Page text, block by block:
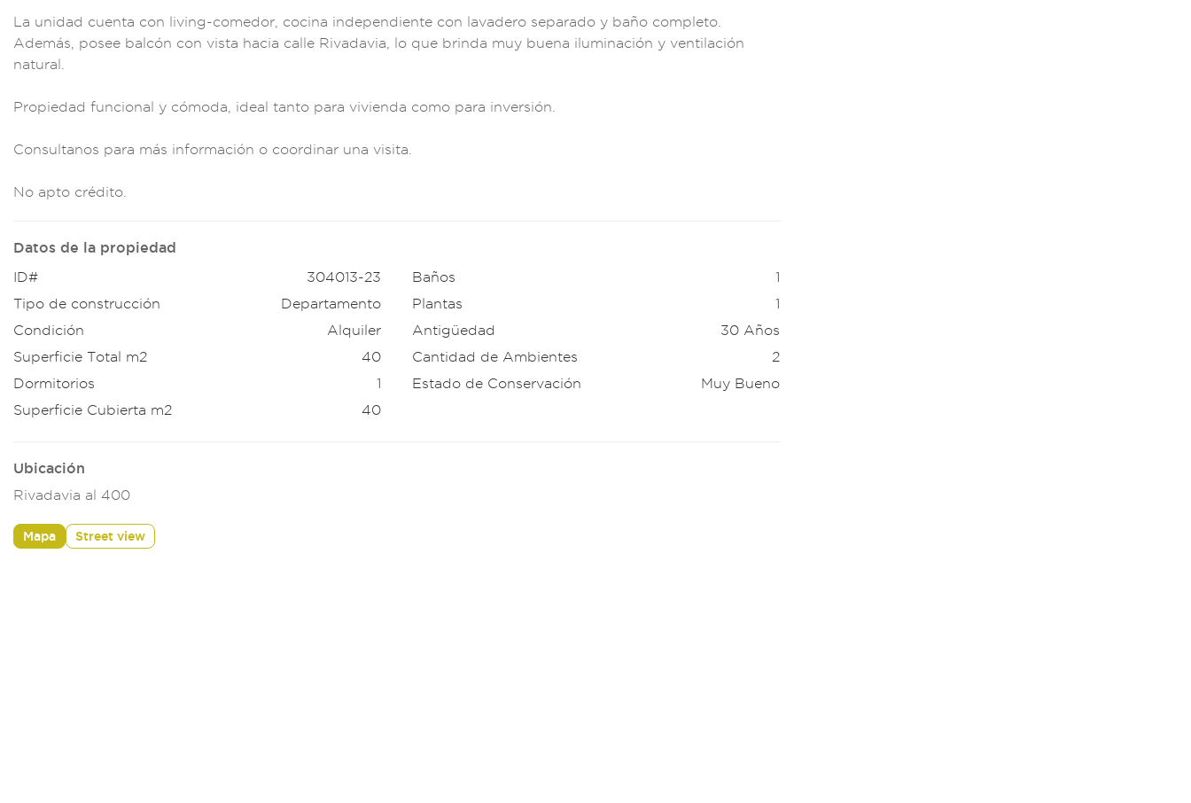
La unidad cuenta con living-comedor, cocina independiente con lavadero separado y baño completo.
Además, posee balcón con vista hacia calle Rivadavia, lo que brinda muy buena iluminación y ventil ación
natural.
Propiedad funcional y cómoda, ideal tanto para vivienda como para inversión.
Consultanos para más información o coordinar una visita
No apto crédito.
Datos de la propiedad
ID#
304013-23
Tipo de construcción
Departamento
Condición
Alquiler
Superficie Total m2
40
Dormitorios
1
Superficie Cubierta m2
40
Baños
1
Plantas
1
Antigüedad
30 Años
Cantidad de Ambientes
2
Estado de Conservación
Muy Bueno
Ubicación
Rivadavia al 400
Mapa Street view